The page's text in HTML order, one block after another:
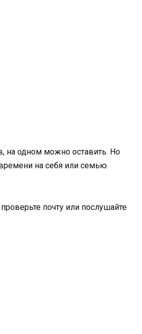
на одном можно оставить. Но
на себя или семью.
почту или послушайте